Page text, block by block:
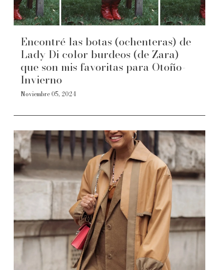
Encontré las botas (ochenteras) de
Lady Di color burdeos (de Zara)
que son mis favoritas para Otoño-
Invierno
Noviembre 05, 2024